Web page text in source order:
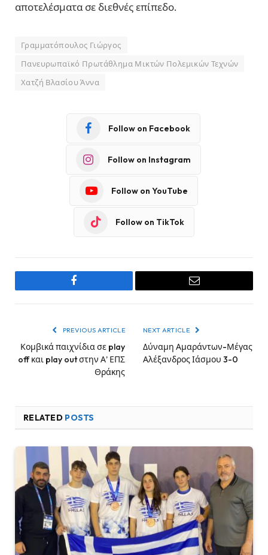
αποτελέσματα σε διεθνές επίπεδο.
Γραμματόπουλος Γιώργος
Πανευρωπαϊκό Πρωτάθλημα Μικτών Πολεμικών Τεχνών
Χατζή Βλασίου Άννα
Follow on Facebook
Follow on Instagram
Follow on YouTube
Follow on TikTok
Facebook Email
PREVIOUS ARTICLE
Κομβικά παιχνίδια σε play
off και play out στην Α’ ΕΠΣ
Θράκης
NEXT ARTICLE
Δύναμη Αμαράντων-Μέγας
Αλέξανδρος Ιάσμου 3-0
RELATED POSTS